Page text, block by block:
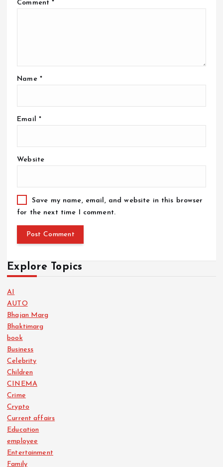
Comment*
Name *
Email *
Website
Save my name, email, and website in this browser
for the next time I comment.
Explore Topics
AI
AUTO
Bhajan Marg
Bhaktimarg
book
Business
Celebrity
Children
CINEMA
Crime
Crypto
Current affairs
Education
employee
Entertainment
Family